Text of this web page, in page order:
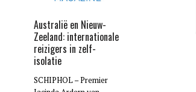
Australië en Nieuw-
Zeeland: internationale
reizigers in zelf-
isolatie
SCHIPHOL – Premier